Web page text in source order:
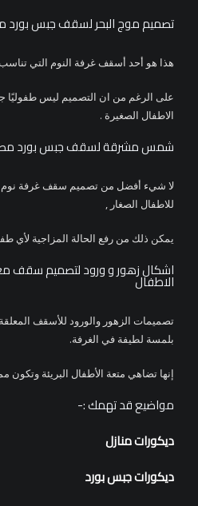
تصميم موج البحر لسقف جبس بورد
هذا هو أحد أسقف غرفة النوم التي تناسب
على الرغم من ان التصميم ليس طفوليًا
الاطفال الصغيرة .
شمس مشرقة لسقف جبس بورد
لا شيء أفضل من تصميم سقف غرفة
للاطفال الصغار ,
يمكن ذلك من رفع الحالة المزاجية لأي
اشكال زهور و ورود لتصميم سقف
الاطفال
تصميمات الزهور والورود للأسقف
بلمسة لطيفة في الغرفة.
إنها تضاهي متعة الأطفال البريئة وتكون
مواضيع قد تهمك :-
ديكورات منازل
ديكورات جبس بورد